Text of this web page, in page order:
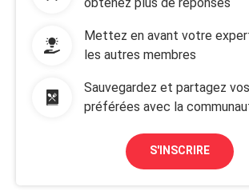
Mettez en avant votre
les autres membres
Sauvegardez et partagez
préférées avec la
S'INSCRIRE